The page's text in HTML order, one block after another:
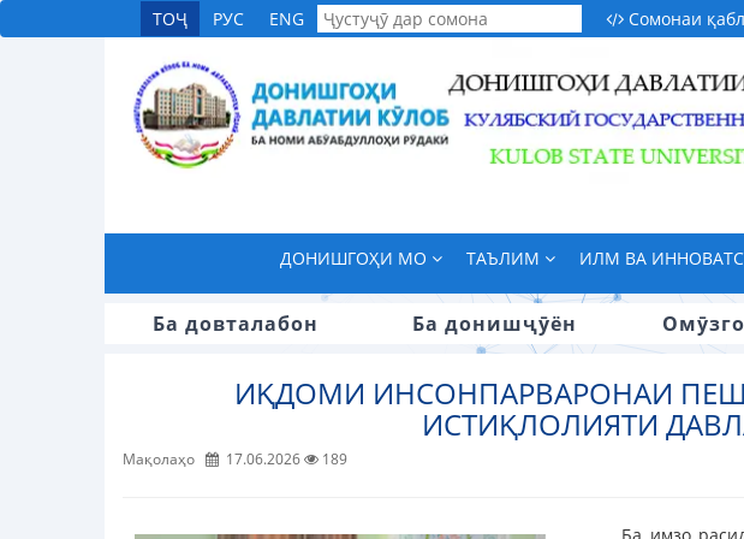
ТОҶ РУС ENG Сомонаи
ДОНИШГОҲИ МО ТАЪЛИМ ИЛМ ВА
Ба довталабон Ба донишҷӯён
ИҚДОМИ ИНСОНПАРВАРОНАИ
ИСТИҚЛОЛИЯТИ
Мақолаҳо 17.06.2026 189